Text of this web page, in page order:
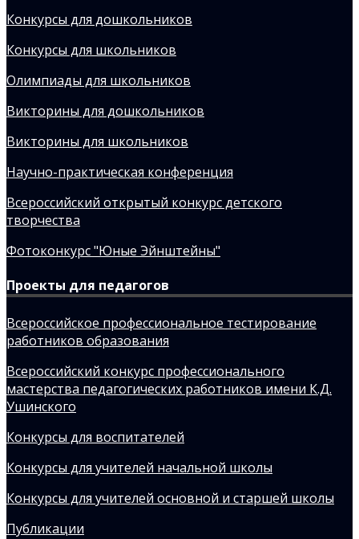
Конкурсы для дошкольников
Конкурсы для школьников
Олимпиады для школьников
Викторины для дошкольников
Викторины для школьников
Научно-практическая конференция
Всероссийский открытый конкурс детского
творчества
Фотоконкурс "Юные Эйнштейны"
Проекты для педагогов
Всероссийское профессиональное тестирование
работников образования
Всероссийский конкурс профессионального
мастерства педагогических работников имени К.Д.
Ушинского
Конкурсы для воспитателей
Конкурсы для учителей начальной школы
Конкурсы для учителей основной и старшей школы
Публикации